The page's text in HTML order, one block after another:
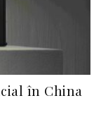
în China